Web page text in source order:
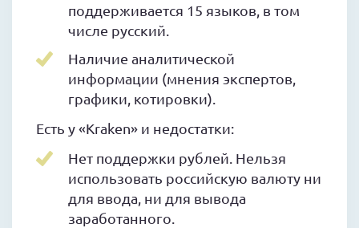
поддерживается 15 языков, в том
числе русский.
Наличие аналитической
информации (мнения экспертов,
графики, котировки).
Есть у «Kraken» и недостатки:
Нет поддержки рублей. Нельзя
использовать российскую валюту ни
для ввода, ни для вывода
заработанного.